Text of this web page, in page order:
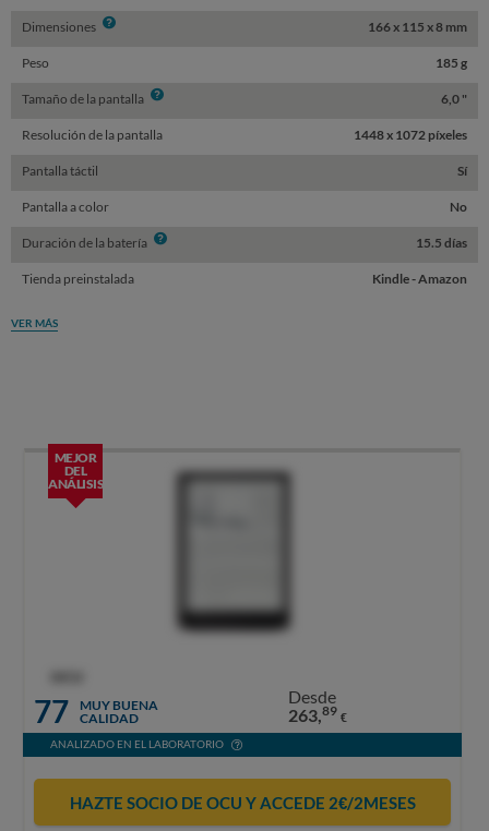
Dimensiones Info 166 x 115 x 8 mm
Peso 185 g
Tamaño de la pantalla Info 6,0 "
Resolución de la pantalla 1448 x 1072 píxeles
Pantalla táctil Sí
Pantalla a color No
Duración de la batería Info 15.5 días
Tienda preinstalada Kindle - Amazon
VER MÁS
MEJOR
DEL
ANÁLISIS
77
MUY BUENA
CALIDAD
Desde
263,89 €
ANALIZADO EN EL LABORATORIO
HAZTE SOCIO DE OCU Y ACCEDE 2€/2MESES